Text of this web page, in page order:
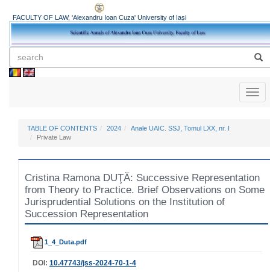
FACULTY OF LAW, 'Alexandru Ioan Cuza' University of Iași
TABLE OF CONTENTS 2024
Anale UAIC. SSJ, Tomul LXX, nr. I
Private Law
Cristina Ramona DUŢĂ: Successive Representation
from Theory to Practice. Brief Observations on Some
Jurisprudential Solutions on the Institution of
Succession Representation
1_4_Duta.pdf
DOI: 10.47743/jss-2024-70-1-4